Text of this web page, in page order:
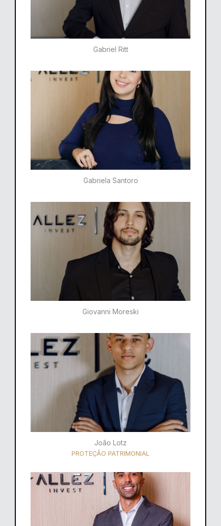
Gabriel Ritt
Gabriela Santoro​
Giovanni Moreski
João Lotz
PROTEÇÃO PATRIMONIAL